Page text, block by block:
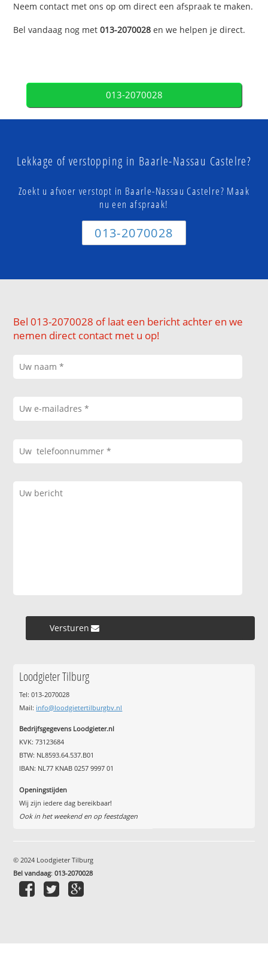
Neem contact met ons op om direct een afspraak te maken.
Bel vandaag nog met013-2070028 en we helpen je direct.
013-2070028
Lekkage of verstopping in Baarle-Nassau Castelre?
Zoekt u afvoer verstopt in Baarle-Nassau Castelre? Maak
nu een afspraak!
013-2070028
Bel 013-2070028 of laat een bericht achter en we
nemen direct contact met u op!
Versturen »
Loodgieter Tilburg
Tel: 013-2070028
Mail: info@loodgietertilburgbv.nl
Bedrijfsgegevens Loodgieter.nl
KVK: 73123684
BTW: NL8593.64.537.B01
IBAN: NL77 KNAB 0257 9997 01
Openingstijden
Wij zijn iedere dag bereikbaar!
Ook in het weekend en op feestdagen
© 2024 Loodgieter Tilburg
Bel vandaag:013-2070028